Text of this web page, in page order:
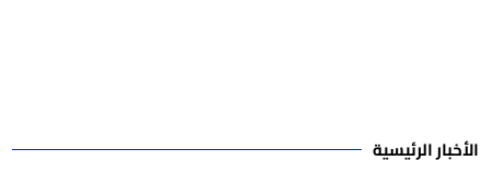
الأخبار الرئيسية